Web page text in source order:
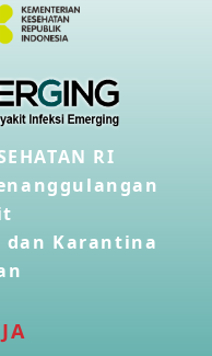
RI
Karantina